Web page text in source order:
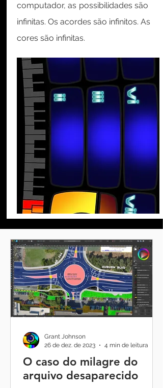
computador, as possibilidades são
infinitas. Os acordes são infinitos. As
cores são infinitas.
O caso do milagre do
arquivo desaparecido
Grant Johnson
26 de dez. de 2023
4 min de leitura